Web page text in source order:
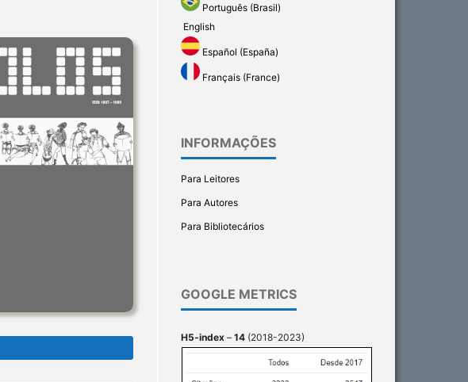
Português (Brasil)
English
Español (España)
Français (France)
INFORMAÇÕES
Para Leitores
Para Autores
Para Bibliotecários
GOOGLE METRICS
H5-index – 14 (2018-2023)